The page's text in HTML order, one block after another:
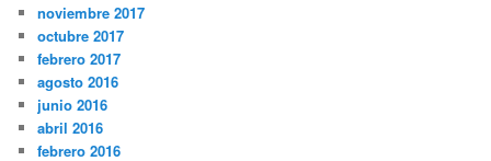
noviembre 2017
octubre 2017
febrero 2017
agosto 2016
junio 2016
abril 2016
febrero 2016